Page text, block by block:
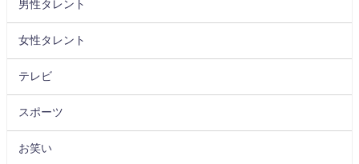
男性タレント
女性タレント
テレビ
スポーツ
お笑い